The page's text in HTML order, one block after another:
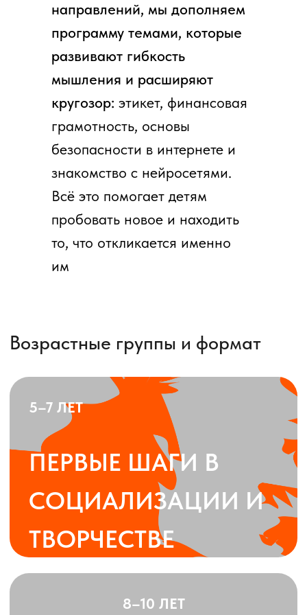
направлений, мы дополняем
программу темами, которые
развивают гибкость
мышления и расширяют
кругозор: этикет, финансовая
грамотность, основы
безопасности в интернете и
знакомство с нейросетями.
Всё это помогает детям
пробовать новое и находить
то, что откликается именно
им
11–15 ЛЕТ
САМОВЫРАЖЕНИЕ,
ЛИЧНЫЙ СТИЛЬ,
ВЗРОСЛЕНИЕ С
ПОДДЕРЖКОЙ
Программа построена как
единое целое: блоки дополняют
друг друга и создают целостный
опыт. Нам важно не только то, что
ребенок делает, но и как он себя